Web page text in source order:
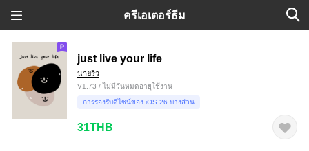
ครีเอเตอร์ธีม
just live your life
นายริว
V1.73 / ไม่มีวันหมดอายุใช้งาน
การรองรับดีไซน์ของ iOS 26 บางส่วน
31THB